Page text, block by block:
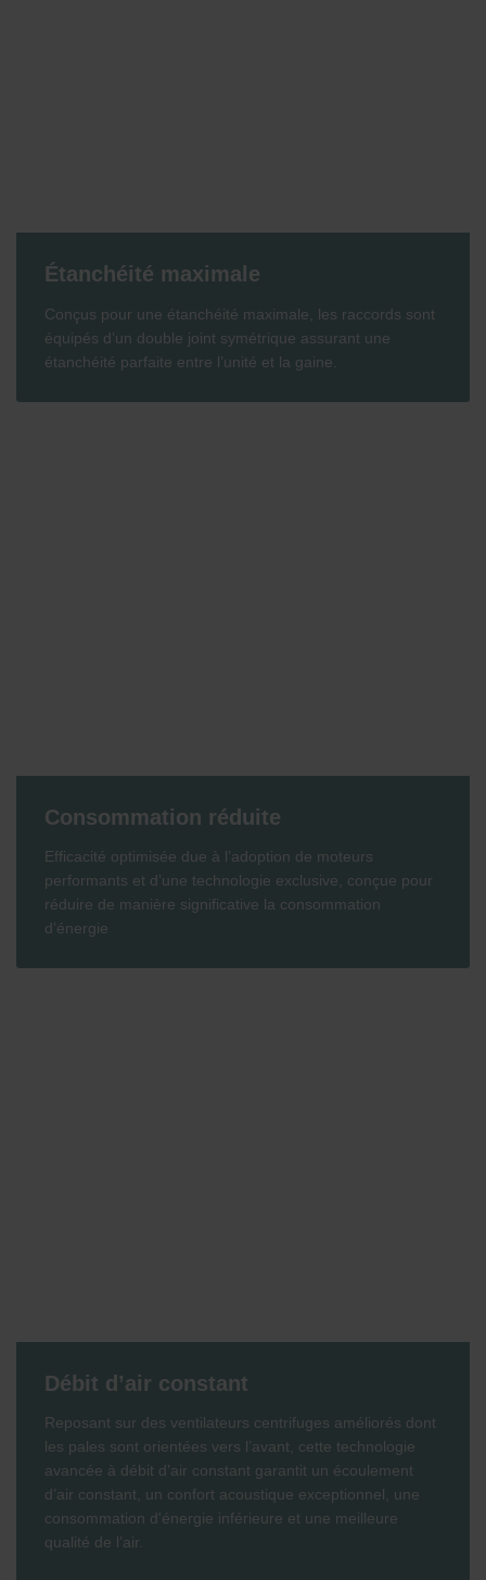
Étanchéité maximale
Conçus pour une étanchéité maximale, les raccords sont
équipés d’un double joint symétrique assurant une
étanchéité parfaite entre l’unité et la gaine.
Consommation réduite
Efficacité optimisée due à l’adoption de moteurs
performants et d’une technologie exclusive, conçue pour
réduire de manière significative la consommation
d’énergie
Débit d’air constant
Reposant sur des ventilateurs centrifuges améliorés dont
les pales sont orientées vers l’avant, cette technologie
avancée à débit d’air constant garantit un écoulement
d’air constant, un confort acoustique exceptionnel, une
consommation d'énergie inférieure et une meilleure
qualité de l’air.